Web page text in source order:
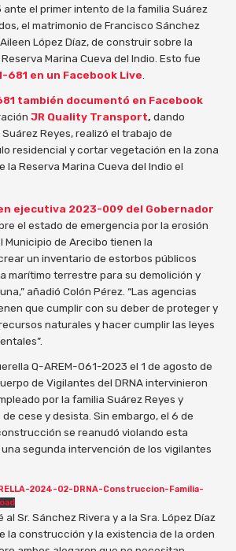
ante el primer intento de la familia Suárez
el matrimonio de Francisco Sánchez
López Díaz, de construir sobre la
Marina Cueva del Indio. Esto fue
681 en un Facebook Live
también documentó en Facebook
JR Quality Transport, dando
Reyes, realizó el trabajo de
residencial y cortar vegetación en la zona
la Reserva Marina Cueva del Indio el
ejecutiva 2023-009 del Gobernador
el estado de emergencia por la erosión
Municipio de Arecibo tienen la
un inventario de estorbos públicos
marítimo terrestre para su demolición y
añadió Colón Pérez. “Las agencias
que cumplir con su deber de proteger y
naturales y hacer cumplir las leyes
Q-AREM-061-2023 el 1 de agosto de
de Vigilantes del DRNA intervinieron
por la familia Suárez Reyes y
cese y desista. Sin embargo, el 6 de
se reanudó violando esta
segunda intervención de los vigilantes
2024-02-DRNA-Construccion-Familia-
al Sr. Sánchez Rivera y a la Sra. López Díaz
la construcción y la existencia de la orden